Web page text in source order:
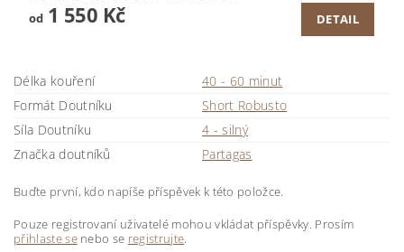
od1 550 Kč DETAIL
Délka kouření
40 - 60 minut
Formát Doutníku
Short Robusto
Síla Doutníku
4 - silný
Značka doutníků
Partagas
Buďte první, kdo napíše příspěvek k této položce.
Pouze registrovaní uživatelé mohou vkládat příspěvky. Prosím
přihlaste senebo se registrujte